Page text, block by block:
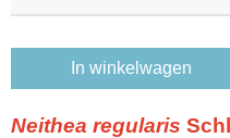
In winkelwagen
Neithea regularis